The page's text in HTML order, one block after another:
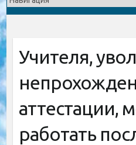
Учителя,
аттестации,
работать